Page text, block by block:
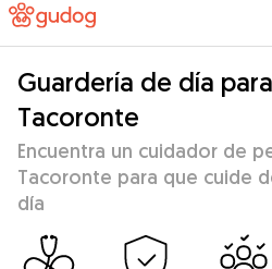
Guardería de día
Tacoronte
Encuentra un cuidador de
Tacoronte para que cuide
día